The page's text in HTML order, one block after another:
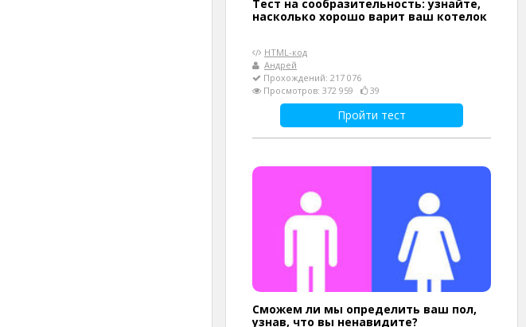
Тест на сообразительность: узнайте,
насколько хорошо варит ваш котелок
HTML-код
Андрей
Прохождений: 217 076
Просмотров: 372 959
39
Пройти тест
Сможем ли мы определить ваш пол,
узнав, что вы ненавидите?